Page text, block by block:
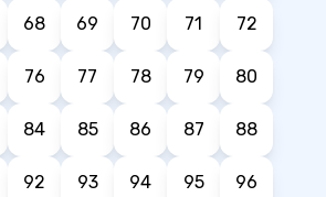
68 69 70 71 72
76 77 78 79 80
84 85 86 87 88
92 93 94 95 96